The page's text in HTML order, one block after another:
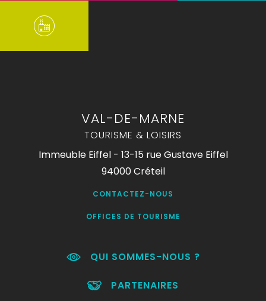
VAL-DE-MARNE
TOURISME & LOISIRS
Immeuble Eiffel - 13-15 rue Gustave Eiffel
94000 Créteil
CONTACTEZ-NOUS
OFFICES DE TOURISME
QUI SOMMES-NOUS ?
PARTENAIRES